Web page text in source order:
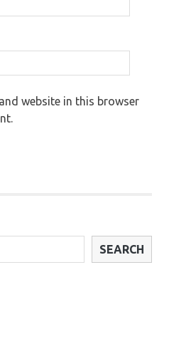
website in this browser
SEARCH